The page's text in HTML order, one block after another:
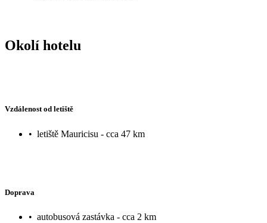
Okolí hotelu
Vzdálenost od letiště
• letiště Mauricisu - cca 47 km
Doprava
• autobusová zastávka - cca 2 km